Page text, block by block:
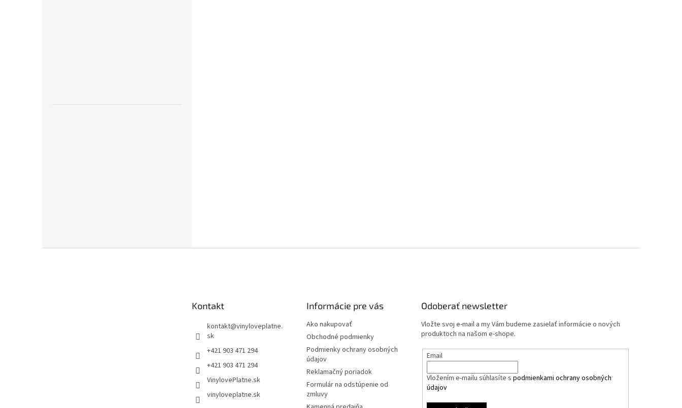
Kontakt
kontakt@vinyloveplatne.
sk
+421 903 471 294
+421 903 471 294
VinylovePlatne.sk
vinyloveplatne.sk
Informácie pre vás
Ako nakupovať
Obchodné podmienky
Podmienky ochrany osobných
údajov
Reklamačný poriadok
Formulár na odstúpenie od
zmluvy
Odoberať newsletter
Vložte svoj e-mail a my Vám budeme zasielať informácie o nových
produktoch na našom e-shope.
Email
Vložením e-mailu súhlasíte spodmienkami ochrany osobných
údajov